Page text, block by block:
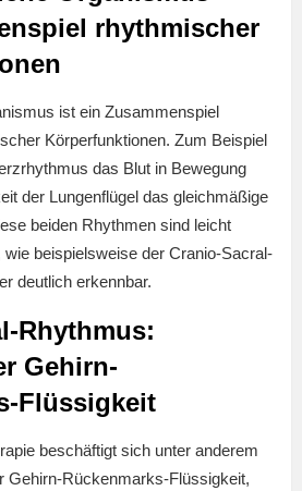
rhythmischer
ist ein Zusammenspiel
Körperfunktionen. Zum Beispiel
das Blut in Bewegung
der Lungenflügel das gleichmäßige
beiden Rhythmen sind leicht
wie beispielsweise der Cranio-Sacral-
deutlich erkennbar.
Rhythmus:
Gehirn-
Flüssigkeit
beschäftigt sich unter anderem
Gehirn-Rückenmarks-Flüssigkeit,